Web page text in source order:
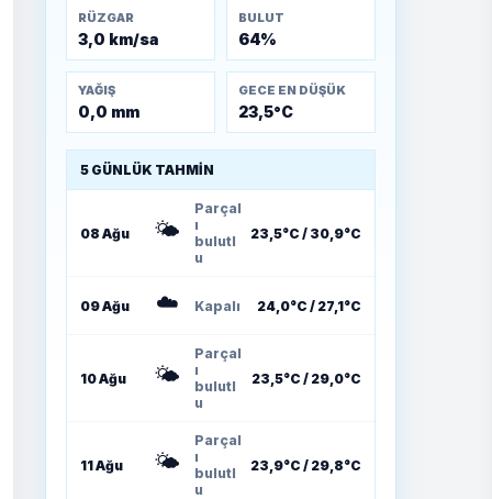
RÜZGAR
3,0 km/sa
BULUT
64%
YAĞIŞ
0,0 mm
GECE EN DÜŞÜK
23,5°C
5 GÜNLÜK TAHMIN
08 Ağu 🌤️
Parçal
ı
bulutl
u
23,5°C / 30,9°C
09 Ağu ☁️ Kapalı 24,0°C / 27,1°C
10 Ağu 🌤️
Parçal
ı
bulutl
u
23,5°C / 29,0°C
11 Ağu 🌤️
Parçal
ı
bulutl
u
23,9°C / 29,8°C